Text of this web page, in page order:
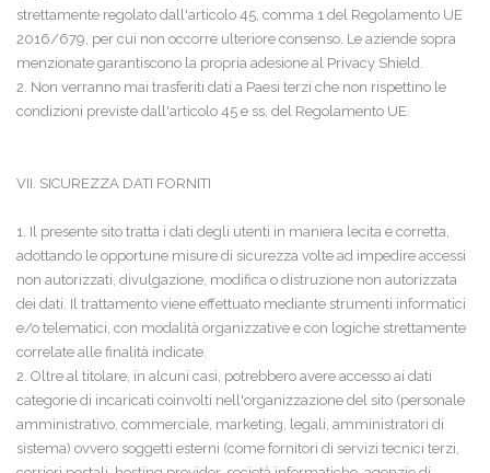
strettamente regolato dall'articolo 45, comma 1 del Regolamento UE
2016/679, per cui non occorre ulteriore consenso. Le aziende sopra
menzionate garantiscono la propria adesione al Privacy Shield.
2. Non verranno mai trasferiti dati a Paesi terzi che non rispettino le
condizioni previste dall'articolo 45 e ss, del Regolamento UE.
VII. SICUREZZA DATI FORNITI
1. Il presente sito tratta i dati degli utenti in maniera lecita e corretta,
adottando le opportune misure di sicurezza volte ad impedire accessi
non autorizzati, divulgazione, modifica o distruzione non autorizzata
dei dati. Il trattamento viene effettuato mediante strumenti informatici
e/o telematici, con modalità organizzative e con logiche strettamente
correlate alle finalità indicate.
2. Oltre al titolare, in alcuni casi, potrebbero avere accesso ai dati
categorie di incaricati coinvolti nell'organizzazione del sito (personale
amministrativo, commerciale, marketing, legali, amministratori di
sistema) ovvero soggetti esterni (come fornitori di servizi tecnici terzi,